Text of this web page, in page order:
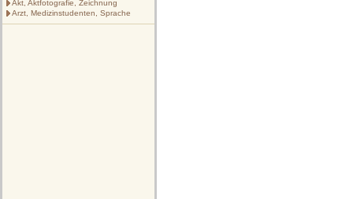
Akt, Aktfotografie, Zeichnung
Arzt, Medizinstudenten, Sprache